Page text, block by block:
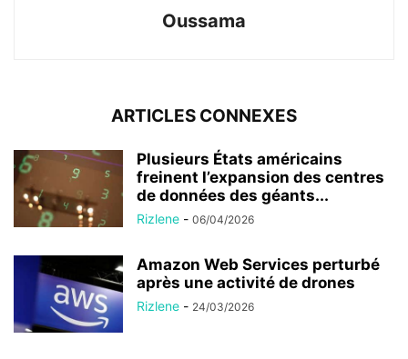
Oussama
ARTICLES CONNEXES
Plusieurs États américains
freinent l’expansion des centres
de données des géants...
Rizlene - 06/04/2026
Amazon Web Services perturbé
après une activité de drones
Rizlene - 24/03/2026